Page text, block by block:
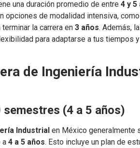
una duración promedio de entre4 y 5
opciones de modalidad intensiva,
terminar la carrera en3 años. Además,
para adaptarse a tus tiempos y
de Ingeniería
(4 a 5 años)
Industrial en México generalmente
a4 a 5 años. Esto incluye un plan de